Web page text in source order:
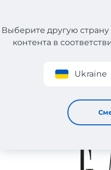
Регистрация
Выберите другую
контента в
Ukraine